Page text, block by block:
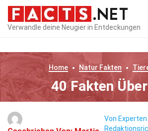
Verwandle deine Neugier in Entdeckungen
Home Natur Fakten
40 Fakten
Von